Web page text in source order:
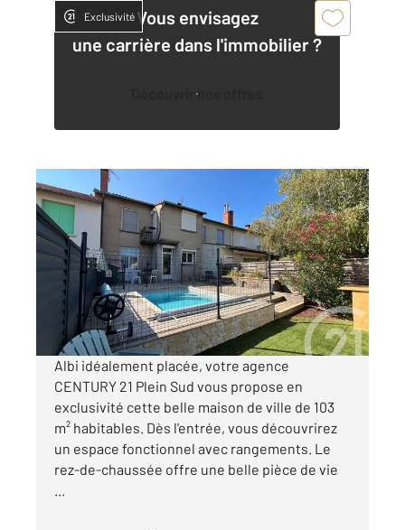
Vous envisagez
une carrière dans l'immobilier ?
Découvrir nos offres
Exclusivité
ALBI 81
102,50 m
2 , 5 pièces
Ref : 2152
Maison à vendre
269 000 €
Visiter le site dédié
Albi idéalement placée, votre agence
CENTURY 21 Plein Sud vous propose en
exclusivité cette belle maison de ville de 103
m² habitables. Dès l'entrée, vous découvrirez
un espace fonctionnel avec rangements. Le
rez-de-chaussée offre une belle pièce de vie
...